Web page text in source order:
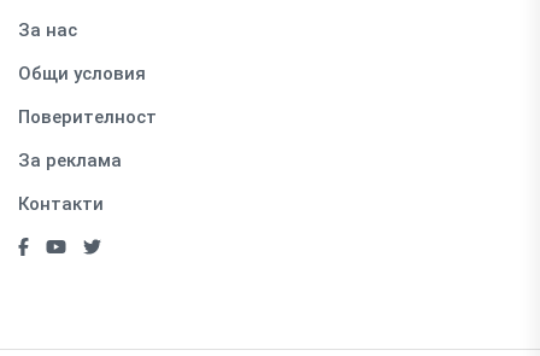
За нас
Общи условия
Поверителност
За реклама
Контакти